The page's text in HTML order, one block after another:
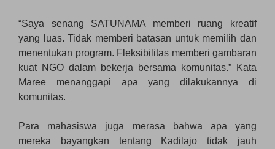
“Saya senang SATUNAMA memberi ruang kreatif
yang luas. Tidak memberi batasan untuk memilih dan
menentukan program. Fleksibilitas memberi gambaran
kuat NGO dalam bekerja bersama komunitas.” Kata
Maree menanggapi apa yang dilakukannya di
komunitas.
Para mahasiswa juga merasa bahwa apa yang
mereka bayangkan tentang Kadilajo tidak jauh